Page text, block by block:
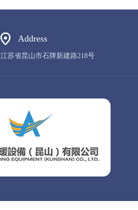
Address
江苏省昆山市石牌新建路218号